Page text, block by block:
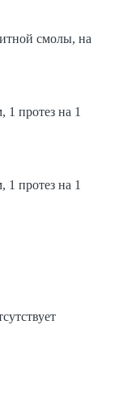
смолы, на
протез на 1
протез на 1